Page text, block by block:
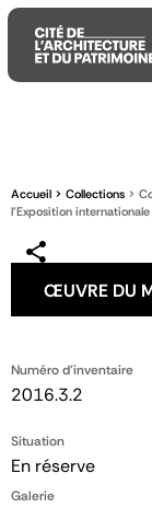
contenu
principal
menu
principal
la
recherche
Accueil Collections
l’Exposition
ŒUVRE DU
Numéro d'inventaire
2016.3.2
Situation
En réserve
Galerie